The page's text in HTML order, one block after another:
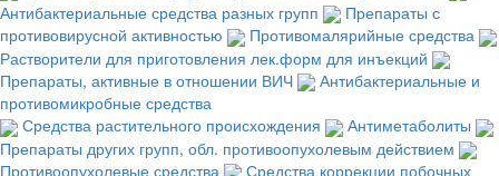
Антибактериальные средства разных групп
Препараты с
противовирусной активностью
Противомалярийные средства
Растворители для приготовления лек.форм для инъекций
Препараты, активные в отношении ВИЧ
Антибактериальные и
противомикробные средства
Средства растительного происхождения
Антиметаболиты
Препараты других групп, обл. противоопухолевым действием
Противоопухолевые средства
Средства коррекции побочных